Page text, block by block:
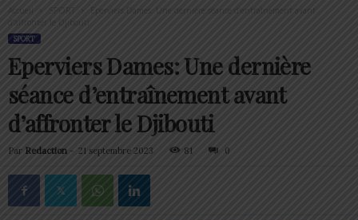
Accueil
Eperviers Dames: Une dernière séance d’entraînement avant
d’affronter le Djibouti
SPORT
Eperviers Dames: Une dernière
séance d’entraînement avant
d’affronter le Djibouti
Par Redaction - 21 septembre 2023 81 0